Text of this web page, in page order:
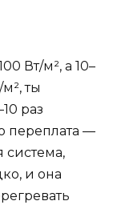
Вт/м², а 10–
ты
раз
переплата —
система,
и она